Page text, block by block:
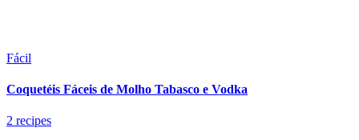
Fácil
Coquetéis Fáceis de Molho Tabasco e Vodka
2 recipes